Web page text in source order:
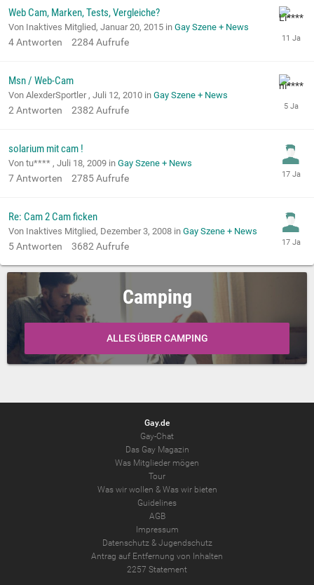
Web Cam, Marken, Tests, Vergleiche?
Von Inaktives Mitglied, Januar 20, 2015 in Gay Szene + News
4Antworten 2284Aufrufe
Msn / Web-Cam
Von AlexderSportler , Juli 12, 2010 in Gay Szene + News
2 Antworten 2382 Aufrufe
solarium mit cam !
Von tu**** , Juli 18, 2009 in Gay Szene + News
7Antworten 2785Aufrufe
Re: Cam 2 Cam ficken
Von Inaktives Mitglied, Dezember 3, 2008 in Gay Szene + News
5Antworten 3682 Aufrufe
Camping
ALLES ÜBER CAMPING
Gay.de
Gay-Chat
Das Gay Magazin
Was Mitglieder mögen
Tour
Was wir wollen & Was wir bieten
Guidelines
AGB
Impressum
Datenschutz& Jugendschutz
Antrag auf Entfernung von Inhalten
2257 Statement